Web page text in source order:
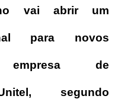
vai abrir um
para novos
de
segundo